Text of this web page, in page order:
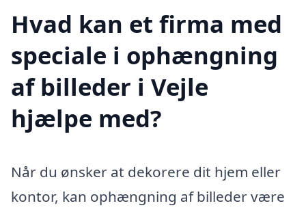
Hvad kan et firma med
speciale i ophængning
af billeder i Vejle
hjælpe med?
Når du ønsker at dekorere dit hjem eller
kontor, kan ophængning af billeder være